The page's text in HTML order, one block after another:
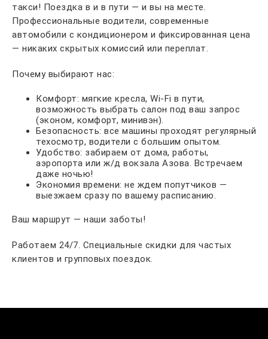
такси! Поездка в и в пути — и вы на месте.
Профессиональные водители, современные
автомобили с кондиционером и фиксированная цена
— никаких скрытых комиссий или переплат.
Почему выбирают нас:
Комфорт: мягкие кресла, Wi-Fi в пути,
возможность выбрать салон под ваш запрос
(эконом, комфорт, минивэн).
Безопасность: все машины проходят регулярный
техосмотр, водители с большим опытом.
Удобство: забираем от дома, работы,
аэропорта или ж/д вокзала Азова. Встречаем
даже ночью!
Экономия времени: не ждем попутчиков —
выезжаем сразу по вашему расписанию.
Ваш маршрут — наши заботы!
Работаем 24/7. Специальные скидки для частых
клиентов и групповых поездок.